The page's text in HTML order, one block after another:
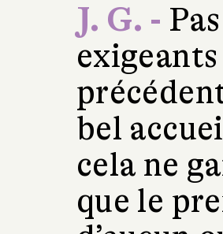
J. G. -
bel
cela ne
que le